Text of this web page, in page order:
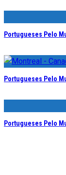
Portugueses Pelo
Portugueses Pelo
Portugueses Pelo